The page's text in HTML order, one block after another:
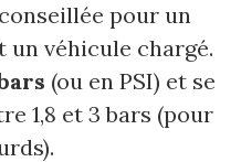
pour un
un véhicule chargé.
(ou en PSI) et se
1,8 et 3 bars (pour